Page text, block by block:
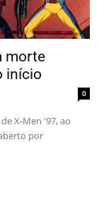
morte
início
0
X-Men '97, ao
por